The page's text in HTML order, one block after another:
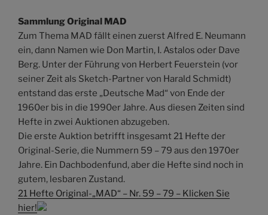
Sammlung Original MAD
Zum Thema MAD fällt einen zuerst Alfred E. Neumann
ein, dann Namen wie Don Martin, I. Astalos oder Dave
Berg. Unter der Führung von Herbert Feuerstein (vor
seiner Zeit als Sketch-Partner von Harald Schmidt)
entstand das erste „Deutsche Mad“ von Ende der
1960er bis in die 1990er Jahre. Aus diesen Zeiten sind
Hefte in zwei Auktionen abzugeben.
Die erste Auktion betrifft insgesamt 21 Hefte der
Original-Serie, die Nummern 59 – 79 aus den 1970er
Jahre. Ein Dachbodenfund, aber die Hefte sind noch in
gutem, lesbaren Zustand.
21 Hefte Original-„MAD“ – Nr. 59 – 79 – Klicken Sie
hier!